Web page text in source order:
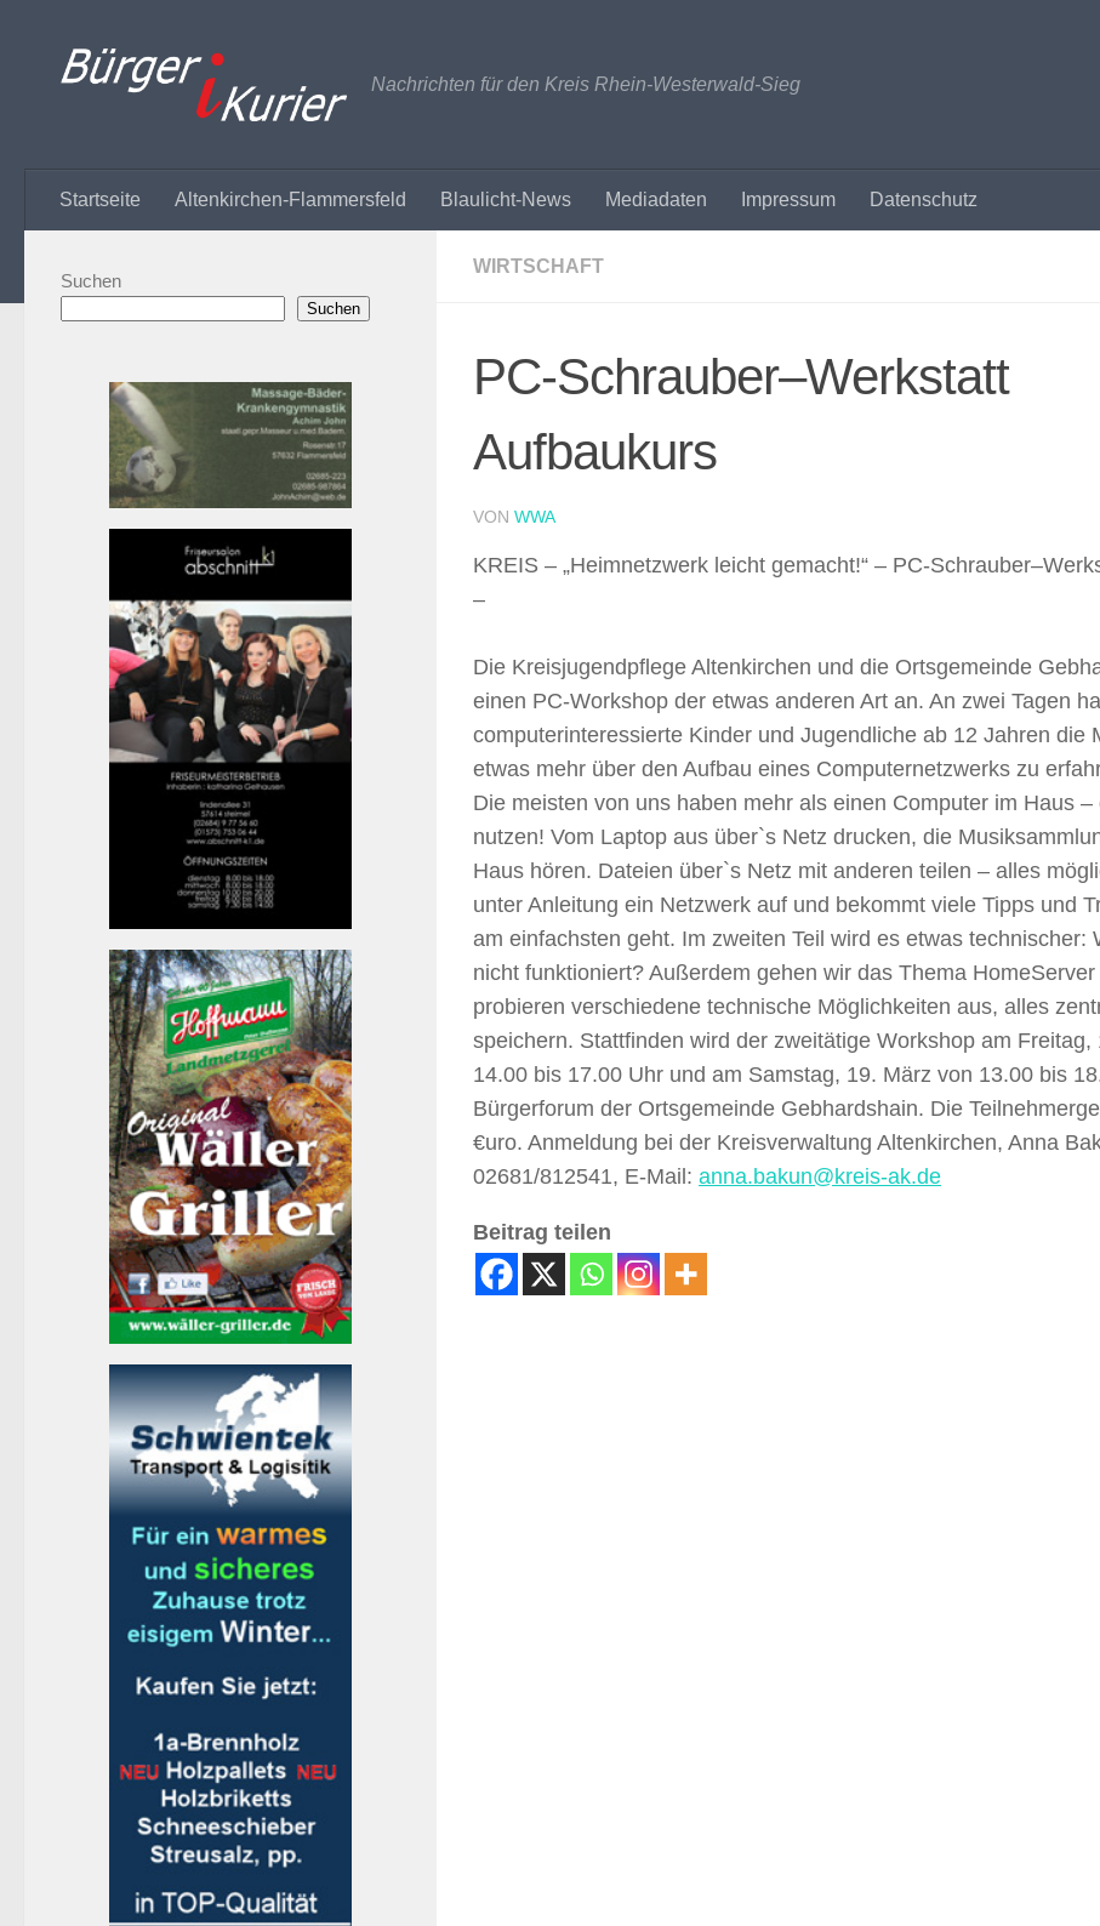
Nachrichten für den Kreis Rhein-Westerwald-Sieg
Startseite Altenkirchen-Flammersfeld Blaulicht-News Mediadaten Impressum Datenschutz
WIRTSCHAFT
PC-Schrauber–Werkstatt
Aufbaukurs
VON WWA
KREIS – „Heimnetzwerk leicht gemacht!“ – PC-
–
Die Kreisjugendpflege Altenkirchen und die Ortsgemeinde
einen PC-Workshop der etwas anderen Art an. An zwei Tagen
computerinteressierte Kinder und Jugendliche ab 12 Jahren die
etwas mehr über den Aufbau eines Computernetzwerks zu
Die meisten von uns haben mehr als einen Computer im Haus
nutzen! Vom Laptop aus über`s Netz drucken, die
Haus hören. Dateien über`s Netz mit anderen teilen – alles
unter Anleitung ein Netzwerk auf und bekommt viele Tipps und
am einfachsten geht. Im zweiten Teil wird es etwas technischer:
nicht funktioniert? Außerdem gehen wir das Thema
probieren verschiedene technische Möglichkeiten aus, alles
speichern. Stattfinden wird der zweitätige Workshop am Freitag,
14.00 bis 17.00 Uhr und am Samstag, 19. März von 13.00 bis
Bürgerforum der Ortsgemeinde Gebhardshain. Die
€uro. Anmeldung bei der Kreisverwaltung Altenkirchen, Anna
02681/812541, E-Mail: anna.bakun@kreis-ak.de
Beitrag teilen
Suchen
Suchen